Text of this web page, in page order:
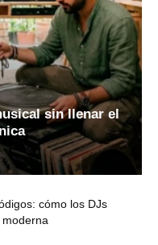
sin llenar el
cómo los DJs